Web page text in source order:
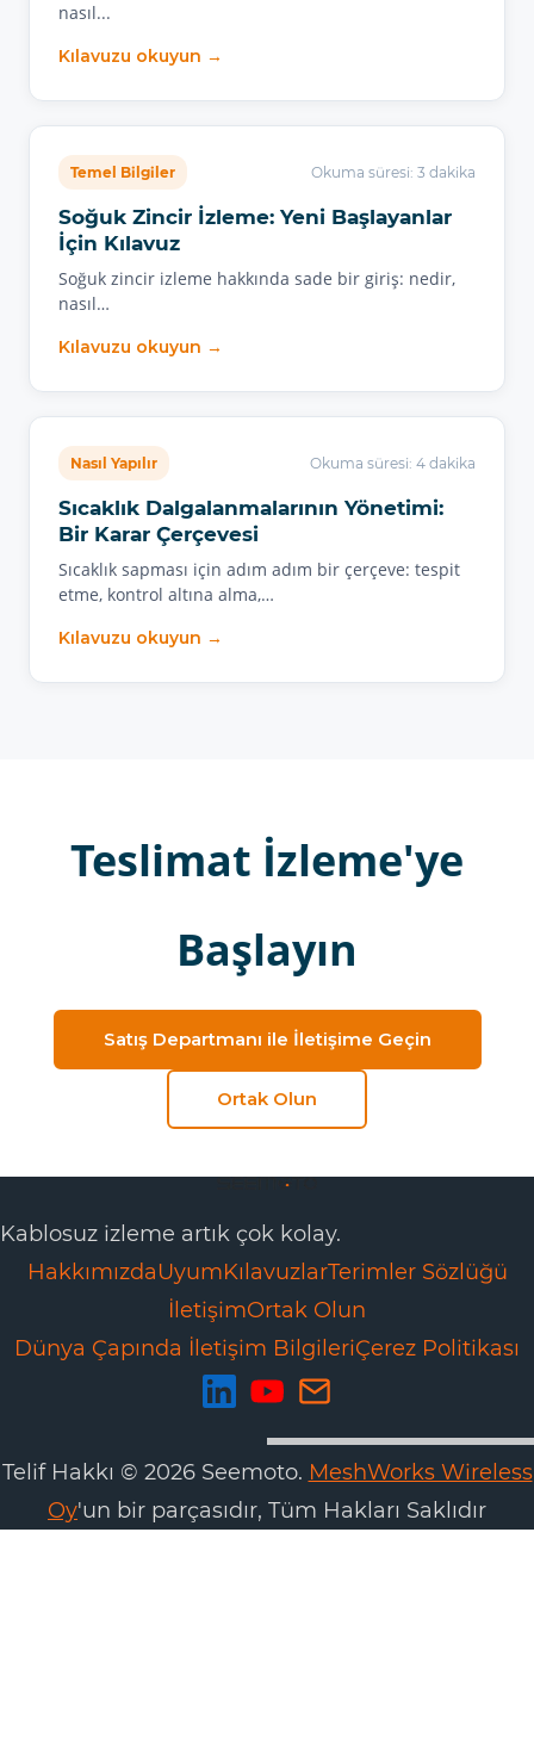
nasıl...
Kılavuzu okuyun →
Temel Bilgiler Okuma süresi: 3 dakika
Soğuk Zincir İzleme: Yeni Başlayanlar
İçin Kılavuz
Soğuk zincir izleme hakkında sade bir giriş: nedir,
nasıl…
Kılavuzu okuyun →
Nasıl Yapılır Okuma süresi: 4 dakika
Sıcaklık Dalgalanmalarının Yönetimi:
Bir Karar Çerçevesi
Sıcaklık sapması için adım adım bir çerçeve: tespit
etme, kontrol altına alma,…
Kılavuzu okuyun →
Teslimat İzleme'ye
Başlayın
Satış Departmanı ile İletişime Geçin
Ortak Olun
Kablosuz izleme artık çok kolay.
HakkımızdaUyumKılavuzlarTerimler Sözlüğü
İletişimOrtak Olun
Dünya Çapında İletişim BilgileriÇerez Politikası
Telif Hakkı © 2026 Seemoto. MeshWorks Wireless
Oy'un bir parçasıdır, Tüm Hakları Saklıdır